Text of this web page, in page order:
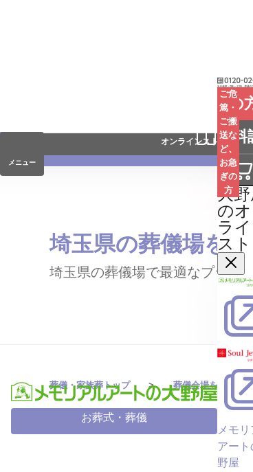
お葬式・葬儀
ご危
篤・
ご搬
送な
ど、
お急
ぎの
方
お急ぎの
資料
大野
の
ラ
ス
メモ
アート
野屋
メニュー
オンラインストア
埼玉県の葬儀場を探
埼玉県の葬儀場で最適なプラン
葬儀・家族葬トップ 葬儀会場を探す